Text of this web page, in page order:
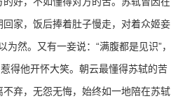
家，饭后捧着肚子慢走，对着众姬妾
然。又有一妾说：“满腹都是见识”，
得他开怀大笑。朝云最懂得苏轼的苦
弃，无怨无悔，始终如一地陪在苏轼